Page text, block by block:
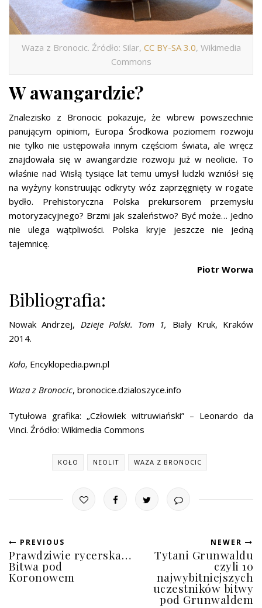
Waza z Bronocic. Źródło: Silar, CC BY-SA 3.0, Wikimedia
Commons
W awangardzie?
Znalezisko z Bronocic pokazuje, że wbrew powszechnie
panującym opiniom, Europa Środkowa poziomem rozwoju
nie tylko nie ustępowała innym częściom świata, ale wręcz
znajdowała się w awangardzie rozwoju już w neolicie. To
właśnie nad Wisłą tysiące lat temu umysł ludzki wzniósł się
na wyżyny konstruując odkryty wóz zaprzęgnięty w rogate
bydło. Prehistoryczna Polska prekursorem przemysłu
motoryzacyjnego? Brzmi jak szaleństwo? Być może… Jedno
nie ulega wątpliwości. Polska kryje jeszcze nie jedną
tajemnicę.
Piotr Worwa
Bibliografia:
Nowak Andrzej, Dzieje Polski. Tom 1,
Biały Kruk, Kraków
2014.
Koło, Encyklopedia.pwn.pl
Waza z Bronocic, bronocice.dzialoszyce.info
Tytułowa grafika: „Człowiek witruwiański” – Leonardo da
Vinci. Źródło: Wikimedia Commons
KOŁO NEOLIT WAZA Z BRONOCIC
PREVIOUS
Prawdziwie rycerska…
Bitwa pod
Koronowem
NEWER
Tytani Grunwaldu
czyli 10
najwybitniejszych
uczestników bitwy
pod Grunwaldem